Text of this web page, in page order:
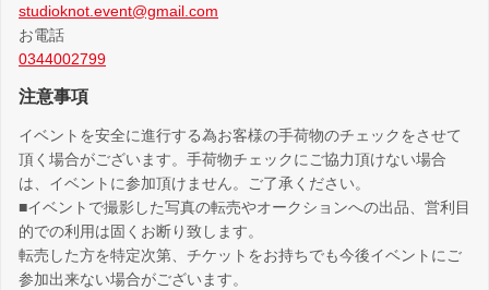
studioknot.event@gmail.com
お電話
0344002799
注意事項
イベントを安全に進行する為お客様の手荷物のチェックをさせて
頂く場合がございます。手荷物チェックにご協力頂けない場合
は、イベントに参加頂けません。ご了承ください。
■イベントで撮影した写真の転売やオークションへの出品、営利目
的での利用は固くお断り致します。
転売した方を特定次第、チケットをお持ちでも今後イベントにご
参加出来ない場合がございます。